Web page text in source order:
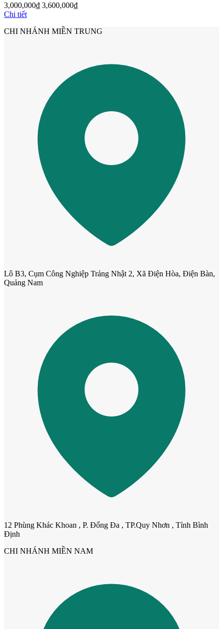
Cửa Nhựa Vân Gỗ
Cửa Nhựa Lõi Thép Upvc
Cửa Nhựa Gỗ Ghép Thanh
3,000,000₫ 3,600,000₫
Chi tiết
CHI NHÁNH MIỀN TRUNG
Lô B3, Cụm Công Nghiệp Trảng Nhật 2, Xã Điện Hòa, Điện Bàn,
Quảng Nam
12 Phùng Khác Khoan , P. Đống Đa , TP.Quy Nhơn , Tỉnh Bình
Định
CHI NHÁNH MIỀN NAM